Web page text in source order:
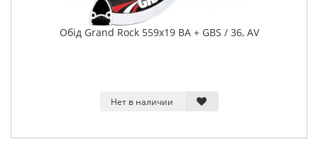
Обід Grand Rock 559x19 BA + GBS / 36, AV
Нет в наличии